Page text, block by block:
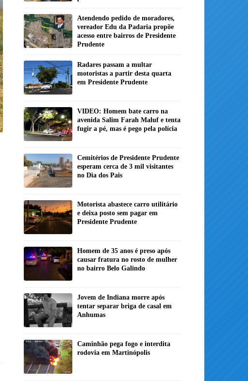
Atendendo pedido de moradores,
vereador Edu da Padaria propõe
acesso entre bairros de Presidente
Prudente
Radares passam a multar
motoristas a partir desta quarta
em Presidente Prudente
VIDEO: Homem bate carro na
avenida Salim Farah Maluf e tenta
fugir a pé, mas é pego pela polícia
Cemitérios de Presidente Prudente
esperam cerca de 3 mil visitantes
no Dia dos Pais
Motorista abastece carro utilitário
e deixa posto sem pagar em
Presidente Prudente
Homem de 35 anos é preso após
causar fratura no rosto de mulher
no bairro Belo Galindo
Jovem de Indiana morre após
tentar separar briga de casal em
Anhumas
Caminhão pega fogo e interdita
rodovia em Martinópolis